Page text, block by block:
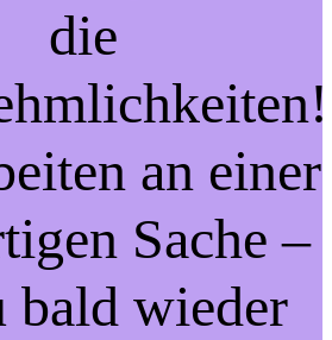
die
an einer
Sache –
bald wieder